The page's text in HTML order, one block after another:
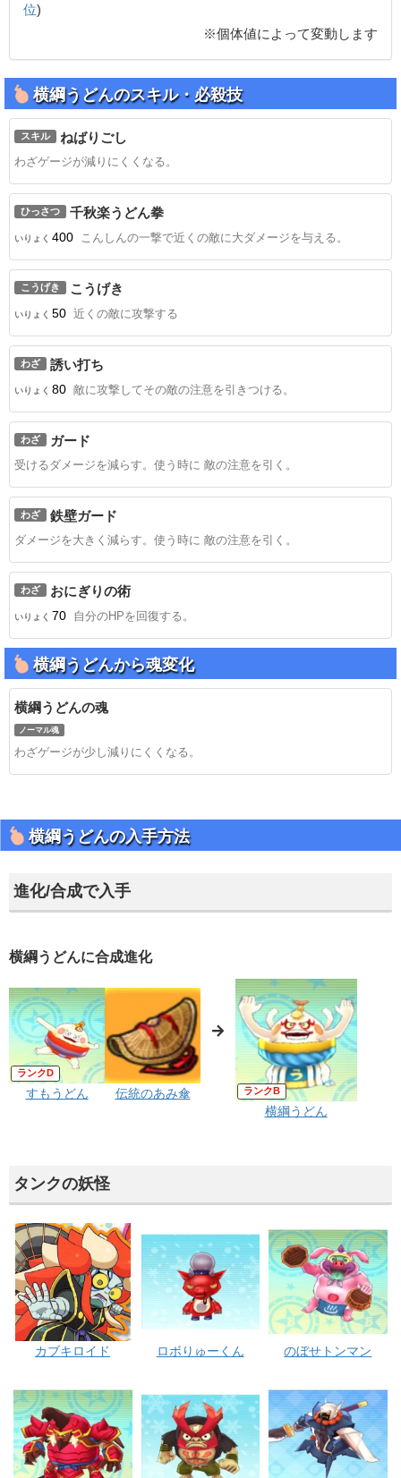
位)
※個体値によって変動します
横綱うどんのスキル・必殺技
スキル ねばりごし
わざゲージが減りにくくなる。
ひっさつ 千秋楽うどん拳
いりょく 400 こんしんの一撃で近くの敵に大ダメージを与える。
こうげき こうげき
いりょく 50 近くの敵に攻撃する
わざ 誘い打ち
いりょく 80 敵に攻撃してその敵の注意を引きつける。
わざ ガード
受けるダメージを減らす。使う時に 敵の注意を引く。
わざ 鉄壁ガード
ダメージを大きく減らす。使う時に 敵の注意を引く。
わざ おにぎりの術
いりょく 70 自分のHPを回復する。
横綱うどんから魂変化
横綱うどんの魂
ノーマル魂
わざゲージが少し減りにくくなる。
横綱うどんの入手方法
進化/合成で入手
横綱うどんに合成進化
D
すもうどん 伝統のあみ傘 B
横綱うどん
タンクの妖怪
カブキロイド ロボりゅーくん のぼせトンマン